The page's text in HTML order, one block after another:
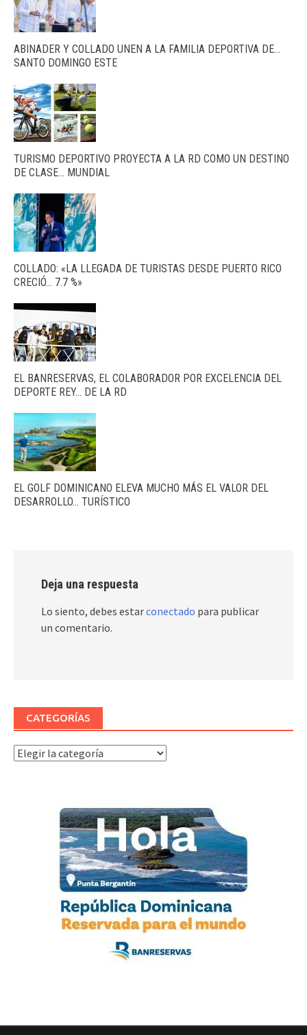
ABINADER Y COLLADO UNEN A LA FAMILIA DEPORTIVA DE…
SANTO DOMINGO ESTE
TURISMO DEPORTIVO PROYECTA A LA RD COMO UN DESTINO
DE CLASE… MUNDIAL
COLLADO: «LA LLEGADA DE TURISTAS DESDE PUERTO RICO
CRECIÓ… 7.7 %»
EL BANRESERVAS, EL COLABORADOR POR EXCELENCIA DEL
DEPORTE REY… DE LA RD
EL GOLF DOMINICANO ELEVA MUCHO MÁS EL VALOR DEL
DESARROLLO… TURÍSTICO
Deja una respuesta
Lo siento, debes estarconectado para publicar
un comentario.
CATEGORÍAS
Categorías